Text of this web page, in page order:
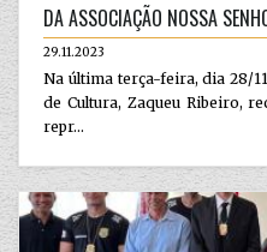
DA ASSOCIAÇÃO NOSSA
29.11.2023
Na última terça-feira, dia 28/
de Cultura, Zaqueu Ribeiro,
repr...